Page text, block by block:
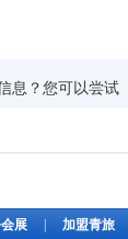
息？您可以尝
展 加盟青旅